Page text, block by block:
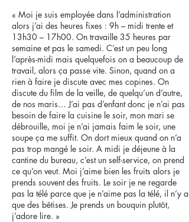
« Moi je suis employée dans l’administration
alors j’ai des heures fixes : 9h – midi trente et
13h30 – 17h00. On travaille 35 heures par
semaine et pas le samedi. C’est un peu long
l’après-midi mais quelquefois on a beaucoup de
travail, alors ça passe vite. Sinon, quand on a
rien à faire je discute avec mes copines. On
discute du film de la veille, de quelqu’un d’autre,
de nos maris… J’ai pas d’enfant donc je n’ai pas
besoin de faire la cuisine le soir, mon mari se
débrouille, moi je n’ai jamais faim le soir, une
soupe ça me suffit. On dort mieux quand on n’a
pas trop mangé le soir. A midi je déjeune à la
cantine du bureau, c’est un self-service, on prend
ce qu’on veut. Moi j’aime bien les fruits alors je
prends souvent des fruits. Le soir je ne regarde
pas la télé parce que je n’aime pas la télé, il n’y a
que des bêtises. Je prends un bouquin plutôt,
j’adore lire. »